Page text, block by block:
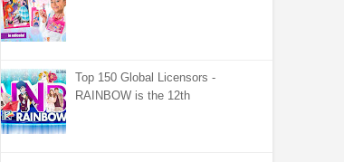
Top 150 Global Licensors -
RAINBOW is the 12th